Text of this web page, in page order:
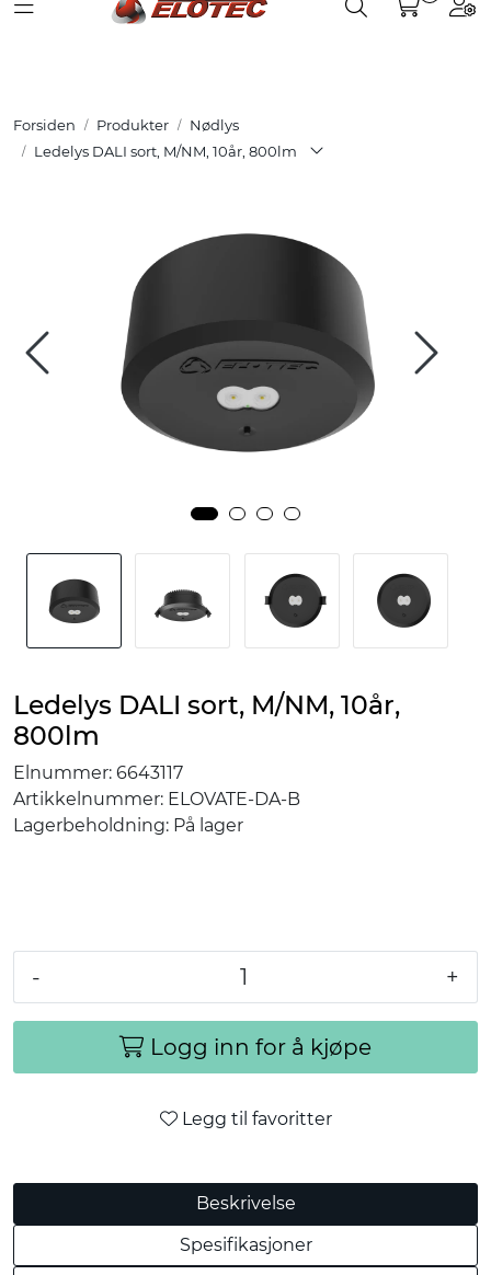
Skip to main content Partnerweb
Toggle navigation Toggle search
Forsiden Produkter
Nødlys
Ledelys DALI sort, M/NM, 10år, 800lm
Ledelys DALI sort, M/NM, 10år,
800lm
Elnummer: 6643117
Artikkelnummer: ELOVATE-DA-B
Lagerbeholdning: På lager
- +
Logg inn for å kjøpe
Legg til favoritter
Beskrivelse
Spesifikasjoner
Løsninger
Referanser